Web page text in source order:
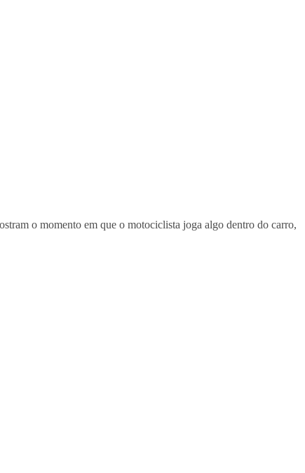
o momento em que o motociclista joga algo dentro do carro,